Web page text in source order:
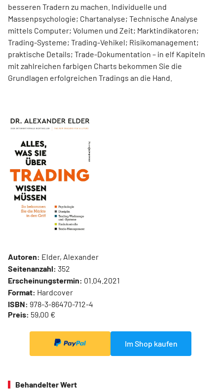
besseren Tradern zu machen. Individuelle und
Massenpsychologie; Chartanalyse; Technische Analyse
mittels Computer; Volumen und Zeit; Marktindikatoren;
Trading-Systeme; Trading-Vehikel; Risikomanagement;
praktische Details; Trade-Dokumentation – in elf Kapiteln
mit zahlreichen farbigen Charts bekommen Sie die
Grundlagen erfolgreichen Tradings an die Hand.
Autoren: Elder, Alexander
Seitenanzahl: 352
Erscheinungstermin: 01.04.2021
Format: Hardcover
ISBN: 978-3-86470-712-4
Preis: 59,00 €
Im Shop kaufen
Behandelter Wert